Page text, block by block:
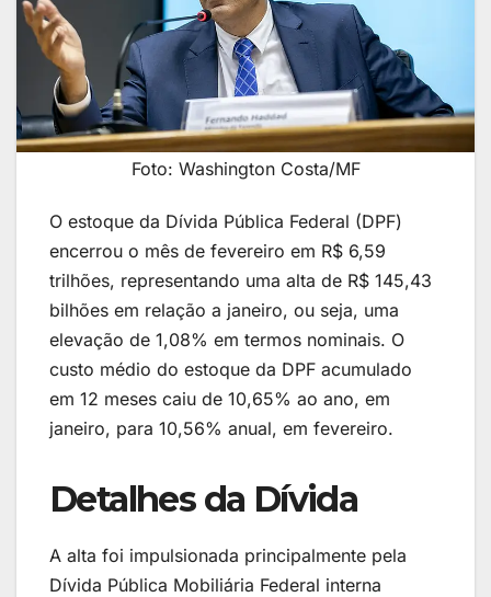
Foto: Washington Costa/MF
O estoque da Dívida Pública Federal (DPF)
encerrou o mês de fevereiro em R$ 6,59
trilhões, representando uma alta de R$ 145,43
bilhões em relação a janeiro, ou seja, uma
elevação de 1,08% em termos nominais. O
custo médio do estoque da DPF acumulado
em 12 meses caiu de 10,65% ao ano, em
janeiro, para 10,56% anual, em fevereiro.
Detalhes da Dívida
A alta foi impulsionada principalmente pela
Dívida Pública Mobiliária Federal interna